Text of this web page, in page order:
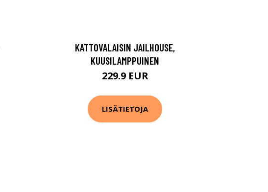
KATTOVALAISIN JAILHOUSE,
KUUSILAMPPUINEN
229.9 EUR
LISÄTIETOJA